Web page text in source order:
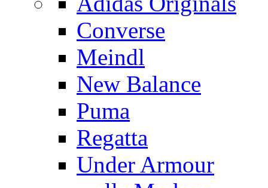
Converse
Meindl
New Balance
Puma
Regatta
Under Armour